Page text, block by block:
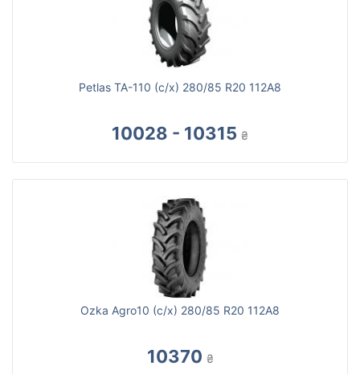
Petlas TA-110 (с/х) 280/85 R20 112A8
10028 - 10315 ₴
Ozka Agro10 (с/х) 280/85 R20 112A8
10370 ₴